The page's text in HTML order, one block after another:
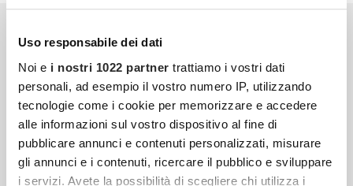
Uso responsabile dei dati
Noi e i nostri 1022 partner trattiamo i vostri dati
personali, ad esempio il vostro numero IP, utilizzando
tecnologie come i cookie per memorizzare e accedere
alle informazioni sul vostro dispositivo al fine di
pubblicare annunci e contenuti personalizzati, misurare
gli annunci e i contenuti, ricercare il pubblico e sviluppare
i servizi. Avete la possibilità di scegliere chi utilizza i